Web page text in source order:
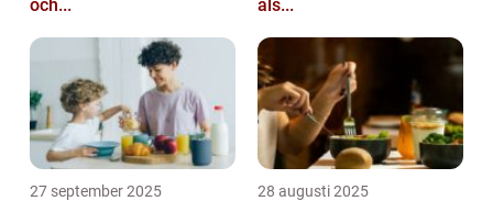
och...
äls...
27 september 2025 28 augusti 2025